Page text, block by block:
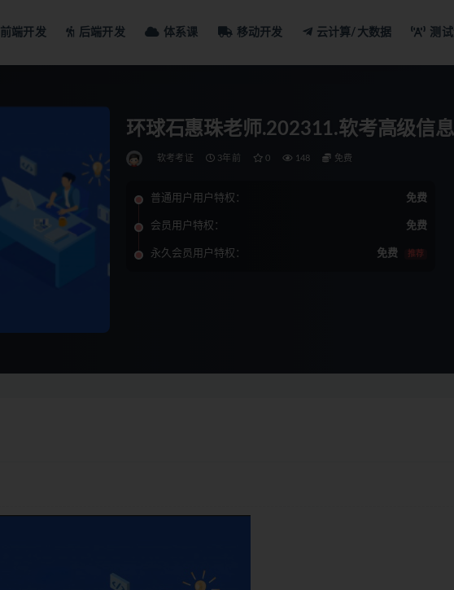
前端开发 后端开发 体系课 移动开发 云计算/大数据 测
环球石惠珠老师.202311.软考高级信
软考考证 3年前 0 148 免费
普通用户用户特权： 免费
会员用户特权： 免费
永久会员用户特权： 免费 推荐